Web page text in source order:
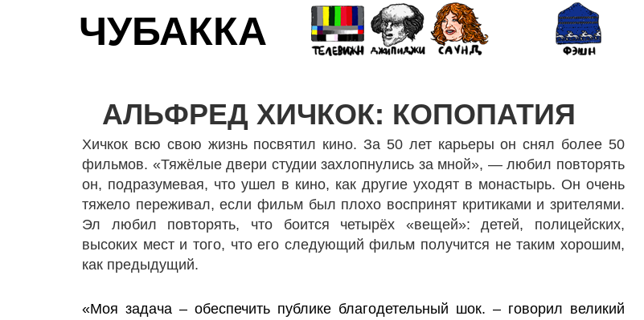
ЧУБАККА
АЛЬФРЕД ХИЧКОК: КОПОПАТИЯ
Хичкок всю свою жизнь посвятил кино. За 50 лет карьеры он снял более 50
фильмов. «Тяжёлые двери студии захлопнулись за мной», — любил повторять
он, подразумевая, что ушел в кино, как другие уходят в монастырь. Он очень
тяжело переживал, если фильм был плохо воспринят критиками и зрителями.
Эл любил повторять, что боится четырёх «вещей»: детей, полицейских,
высоких мест и того, что его следующий фильм получится не таким хорошим,
как предыдущий.
«Моя задача – обеспечить публике благодетельный шок. – говорил великий